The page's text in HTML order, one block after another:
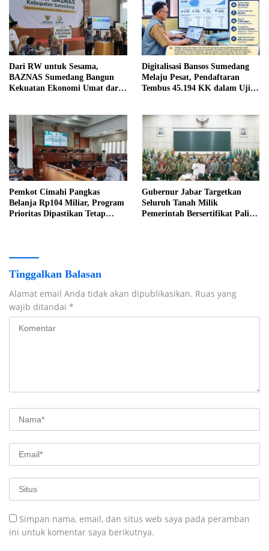
Dari RW untuk Sesama,
BAZNAS Sumedang Bangun
Kekuatan Ekonomi Umat dari
Digitalisasi Bansos Sumedang
Melaju Pesat, Pendaftaran
Tembus 45.194 KK dalam Uji
Pemkot Cimahi Pangkas
Belanja Rp104 Miliar, Program
Prioritas Dipastikan Tetap
Gubernur Jabar Targetkan
Seluruh Tanah Milik
Pemerintah Bersertifikat Paling
Tinggalkan Balasan
Alamat email Anda tidak akan dipublikasikan. Ruas yang
wajib ditandai *
Simpan nama, email, dan situs web saya pada peramban
ini untuk komentar saya berikutnya.